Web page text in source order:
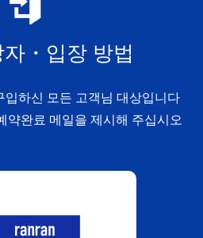
・입장 방법
입하신 모든 고객님 대상입니다
약완료 메일을 제시해 주십시오